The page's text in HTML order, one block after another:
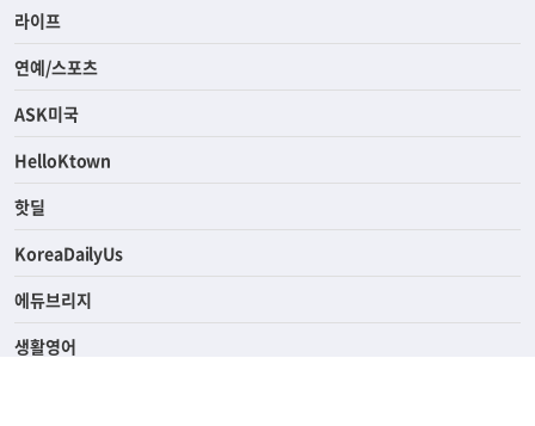
경제
라이프
연예/스포츠
ASK미국
HelloKtown
핫딜
KoreaDailyUs
에듀브리지